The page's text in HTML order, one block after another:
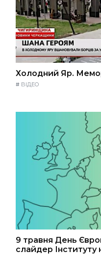
Холодний Яр.
# ВІДЕО
9 травня День
слайдер Інституту